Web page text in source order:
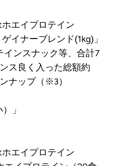
エイプロテイン
イナーブレンド(1kg)」
ンスナック等、合計7
ス良く入った総額約
ナップ（※3）
」
エイプロテイン